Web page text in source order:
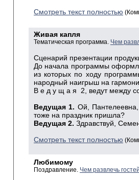
Смотреть текст полностью
Живая капля
Тематическая программа. Чем
Сценарий презентации
До начала программы
из которых по ходу
народный наигрыш на
В е д у щ а я 2, ведут между
Ведущая 1. Ой,
тоже на праздник пришла?
Ведущая 2. Здравствуй,
Смотреть текст полностью
Любимому
Поздравление. Чем развлечь